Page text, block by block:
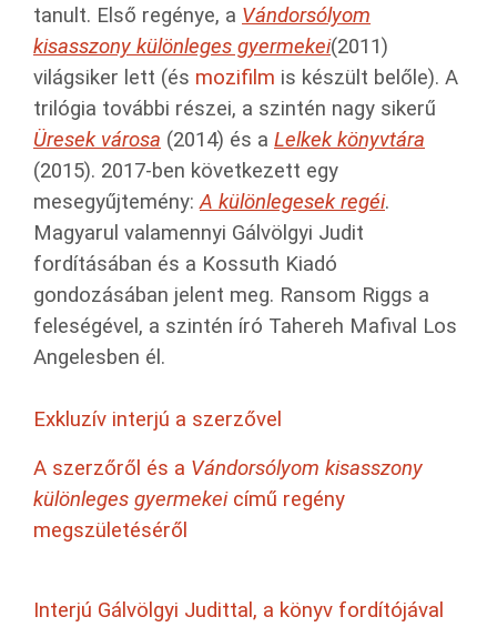
tanult. Első regénye, a Vándorsólyom
kisasszony különleges gyermekei(2011)
világsiker lett (és mozifilm is készült belőle). A
trilógia további részei, a szintén nagy sikerű
Üresek városa (2014) és a Lelkek könyvtára
(2015). 2017-ben következett egy
mesegyűjtemény:A különlegesek regéi.
Magyarul valamennyi Gálvölgyi Judit
fordításában és a Kossuth Kiadó
gondozásában jelent meg. Ransom Riggs a
feleségével, a szintén író Tahereh Mafival Los
Angelesben él.
Exkluzív interjú a szerzővel
A szerzőről és a Vándorsólyom kisasszony
különleges gyermekeicímű regény
megszületéséről
Interjú Gálvölgyi Judittal, a könyv fordítójával